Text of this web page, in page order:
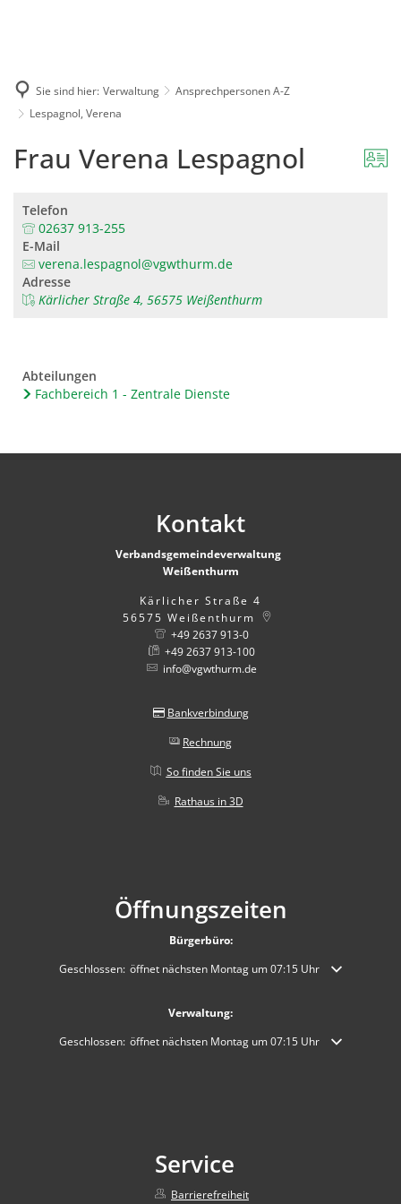
Sie sind hier: Verwaltung
Ansprechpersonen A-Z
Lespagnol, Verena
Frau Verena Lespagnol
Telefon
02637 913-255
E-Mail
verena.lespagnol@vgwthurm.de
Adresse
Kärlicher Straße 4, 56575 Weißenthurm
Abteilungen
Fachbereich 1 - Zentrale Dienste
Kontakt
Verbandsgemeindeverwaltung
Weißenthurm
Kärlicher Straße 4
56575 Weißenthurm
+49 2637 913-0
+49 2637 913-100
info@vgwthurm.de
Bankverbindung
Rechnung
So finden Sie uns
Rathaus in 3D
Öffnungszeiten
Bürgerbüro:
Klicken, um weitere Öffnungs- oder Schließzeiten auszublenden
Geschlossen: öffnet nächsten Montag um 07:15 Uhr
Verwaltung:
Klicken, um weitere Öffnungs- oder Schließzeiten auszublenden
Geschlossen: öffnet nächsten Montag um 07:15 Uhr
Service
Barrierefreiheit